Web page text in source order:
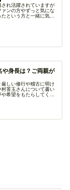
れ活躍されていますが
ンの方やずっと気にな
という方と一緒に気に
や身長は？ご両親が
しい修行や稽古に明け
莟玉さんについて書い
希望をもたらしてくれ